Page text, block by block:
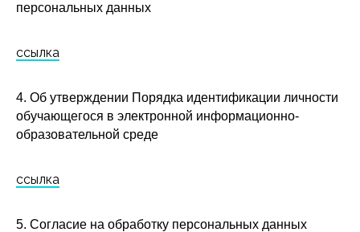
персональных данных
ссылка
4. Об утверждении Порядка идентификации личности
обучающегося в электронной информационно-
образовательной среде
ссылка
5. Согласие на обработку персональных данных